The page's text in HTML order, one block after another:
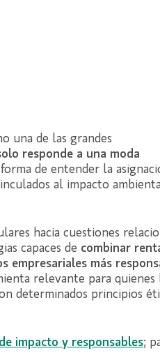
una de las grandes
responde a una moda
de entender la
al impacto
hacia cuestiones
capaces de combinar
empresariales más
relevante para quienes
determinados principios
impacto y responsables;